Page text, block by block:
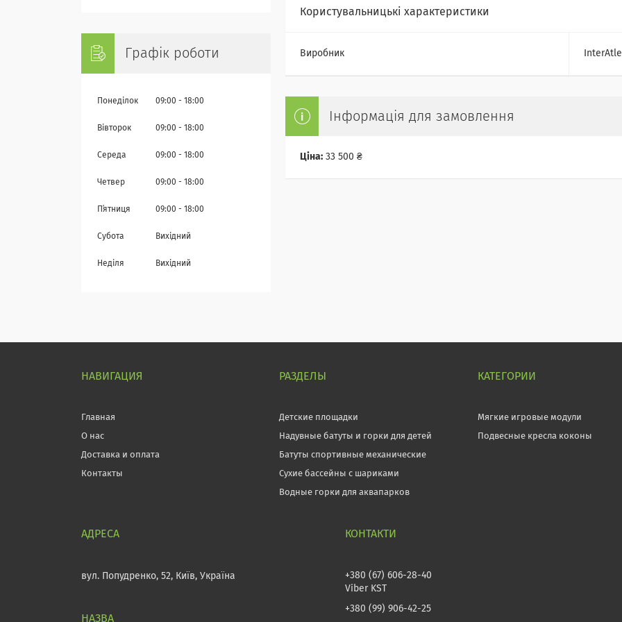
Користувальницькі характеристики
Виробник
Інформація для замовлення
Ціна: 33 500 ₴
Графік роботи
Понеділок 09:00 18:00
Вівторок 09:00 18:00
Середа 09:00 18:00
Четвер 09:00 18:00
Пʼятниця 09:00 18:00
Субота Вихідний
Неділя Вихідний
НАВИГАЦИЯ
Главная
О нас
Доставка и оплата
Контакты
РАЗДЕЛЫ
Детские площадки
Надувные батуты и горки для детей
Батуты спортивные механические
Сухие бассейны с шариками
Водные горки для аквапарков
КАТЕГОРИИ
Мягкие игровые модули
Подвесные кресла коконы
вул. Попудренко, 52, Київ, Україна
+380 (67) 606-28-40
Viber KST
+380 (99) 906-42-25